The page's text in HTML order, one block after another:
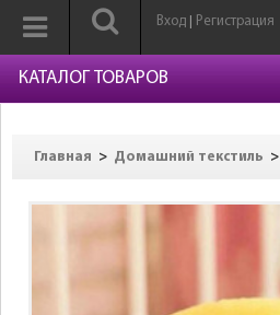
Вход Регистрация
КАТАЛОГ ТОВАРОВ
Главная > Домашний текстиль >